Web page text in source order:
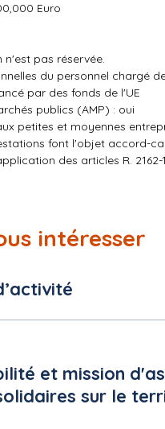
Euro
pas réservée.
du personnel chargé
par des fonds de l'UE
publics (AMP) : oui
petites et moyennes
font l'objet accord-
des articles R. 2162-
de l'offre
(pourcentage,
(pourcentage,
intéresser
et mission
sur le